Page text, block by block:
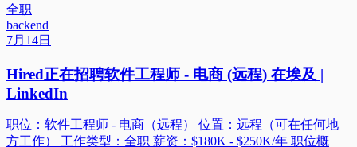
全职
backend
7月14日
Hired正在招聘软件工程师 - 电商 (远程) 在埃及 |
LinkedIn
职位：软件工程师 - 电商（远程） 位置：远程（可在任何地
方工作） 工作类型：全职 薪资：$180K - $250K/年 职位概